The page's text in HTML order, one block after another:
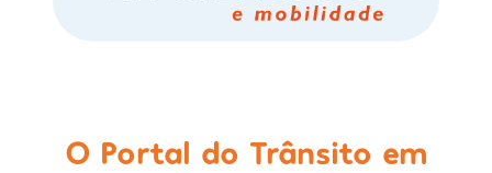
O Portal do Trânsito em